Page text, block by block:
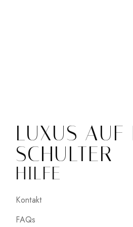
LUXUS AUF
SCHULTER
HILFE
Kontakt
FAQs